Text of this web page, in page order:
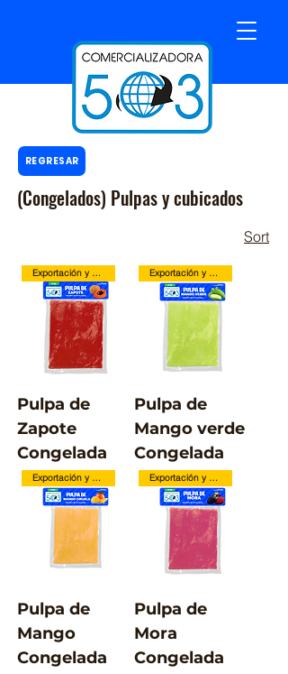
(Congelados) Pulpas y cubicados
Sort
Exportación y Local
Pulpa de
Zapote
Congelada
Exportación y Local
Pulpa de
Mango verde
Congelada
Exportación y Local
Pulpa de
Mango
Congelada
Exportación y Local
Pulpa de
Mora
Congelada
REGRESAR